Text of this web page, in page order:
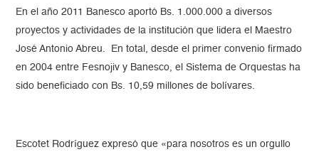
En el año 2011 Banesco aportó Bs. 1.000.000 a diversos
proyectos y actividades de la institución que lidera el Maestro
José Antonio Abreu. En total, desde el primer convenio firmado
en 2004 entre Fesnojiv y Banesco, el Sistema de Orquestas ha
sido beneficiado con Bs. 10,59 millones de bolívares.
Escotet Rodríguez expresó que «para nosotros es un orgullo